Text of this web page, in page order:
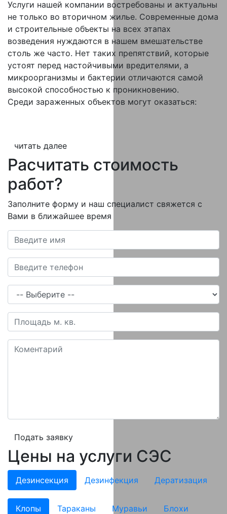
Услуги нашей компании востребованы и актуальны
не только во вторичном жилье. Современные дома
и строительные объекты на всех этапах
возведения нуждаются в нашем вмешательстве
столь же часто. Нет таких препятствий, которые
устоят перед настойчивыми вредителями, а
микроорганизмы и бактерии отличаются самой
высокой способностью к проникновению.
Среди зараженных объектов могут оказаться:
читать далее
Расчитать стоимость
работ?
Заполните форму и наш специалист свяжется с
Вами в ближайшее время
Подать заявку
Цены на услуги СЭС
Дезинсекция Дезинфекция Дератизация
Клопы Тараканы Муравьи
Блохи